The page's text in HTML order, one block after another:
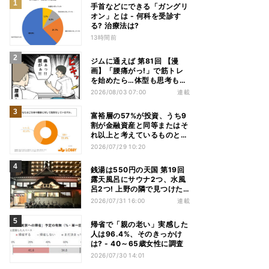
手首などにできる「ガングリ
オン」とは - 何科を受診す
る? 治療法は?
13時間前
ジムに通えば 第81回 【漫
画】「腰痛がっ!」で筋トレ
を始めたら…体型も思考も別
人になっていた
2026/08/03 07:00 連載
富裕層の57%が投資、うち9
割が金融資産と同等またはそ
れ以上と考えているものと
は? - 「ないと人生を楽しめ
い戻すことが困難」
2026/07/29 10:20
銭湯は550円の天国 第19回
露天風呂にサウナ2つ、水風
呂2つ! 上野の隣で見つけた
東京屈指の人気銭湯
2026/07/31 16:00 連載
帰省で「親の老い」実感した
人は96.4%、そのきっかけ
は? - 40～65歳女性に調査
2026/07/30 14:01